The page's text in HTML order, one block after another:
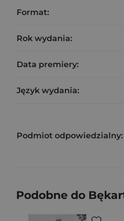
Format:
Rok wydania:
Data premiery:
Język wydania:
Podmiot odpowiedzialny:
Podobne do